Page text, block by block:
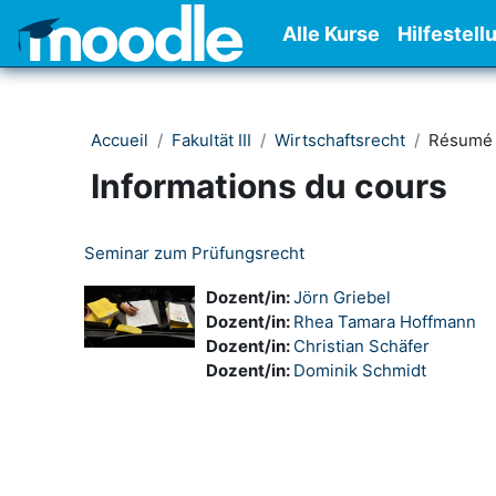
Passer au contenu principal
Alle Kurse
Accueil Fakultät III Wirtschaftsrecht Résumé
Informations du cours
Seminar zum Prüfungsrecht
Dozent/in:Jörn Griebel
Dozent/in: Rhea Tamara Hoffmann
Dozent/in: Christian Schäfer
Dozent/in: Dominik Schmidt